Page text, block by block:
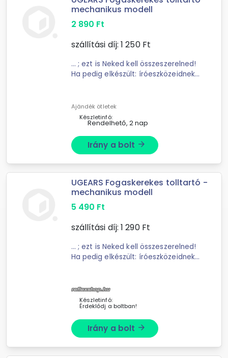
mechanikus modell
2 890 Ft
szállítási díj: 1 250Ft
... ; ezt is Neked kell összeszerelned!
Ha pedig elkészült: íróeszközeidnek
szórakoztathat a modell különleges
Ajándék ötletek
Készletinfó:
Rendelhető, 2 nap
Irány a bolt arrow_forward
UGEARS Fogaskerekes tolltartó -
mechanikus modell
5 490 Ft
szállítási díj: 1 290Ft
... ; ezt is Neked kell összeszerelned!
Ha pedig elkészült: íróeszközeidnek
szórakoztathat a modell különleges
Készletinfó:
Érdeklődj a boltban!
Irány a bolt arrow_forward